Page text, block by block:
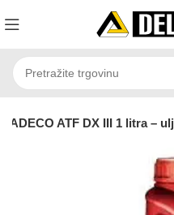
ADECO ATF DX III 1 litra –